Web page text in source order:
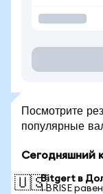
Посмотрите
популярные
Сегодняшний
🇺🇸Bitgert в
1 BRISE